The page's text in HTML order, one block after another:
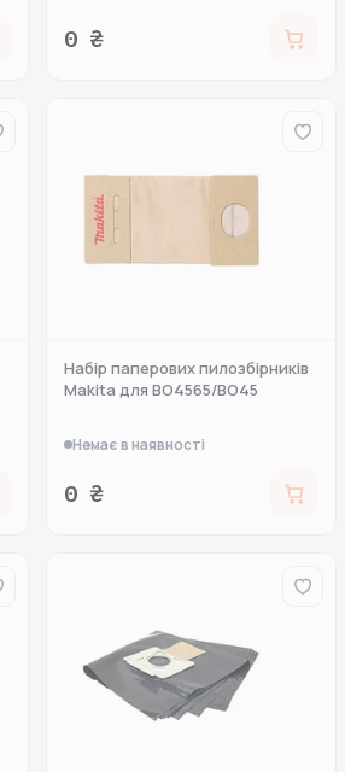
0 ₴
Набір паперових пилозбірників
Makita для BO4565/BO45
Немає в наявності
0 ₴